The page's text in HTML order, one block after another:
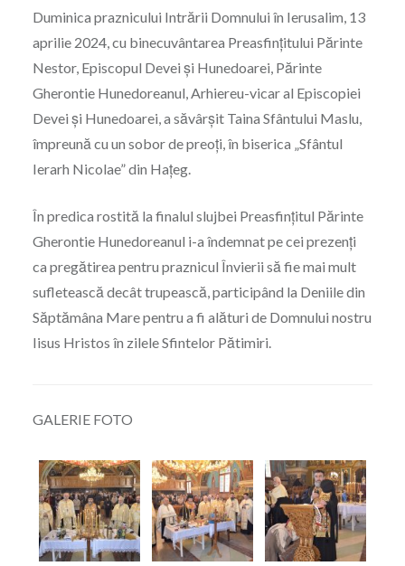
Duminica praznicului Intrării Domnului în Ierusalim, 13
aprilie 2024, cu binecuvântarea Preasfințitului Părinte
Nestor, Episcopul Devei și Hunedoarei, Părinte
Gherontie Hunedoreanul, Arhiereu-vicar al Episcopiei
Devei și Hunedoarei, a săvârșit Taina Sfântului Maslu,
împreună cu un sobor de preoți, în biserica „Sfântul
Ierarh Nicolae” din Hațeg.
În predica rostită la finalul slujbei Preasfințitul Părinte
Gherontie Hunedoreanul i-a îndemnat pe cei prezenți
ca pregătirea pentru praznicul Învierii să fie mai mult
sufletească decât trupească, participând la Deniile din
Săptămâna Mare pentru a fi alături de Domnului nostru
Iisus Hristos în zilele Sfintelor Pătimiri.
GALERIE FOTO